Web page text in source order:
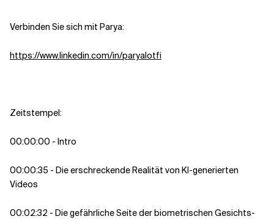
Verbinden Sie sich mit Parya:
https://www.linkedin.com/in/paryalotfi
Zeitstempel:
00:00:00 - Intro
00:00:35 - Die erschreckende Realität von KI-generierten
Videos
00:02:32 - Die gefährliche Seite der biometrischen Gesichts-